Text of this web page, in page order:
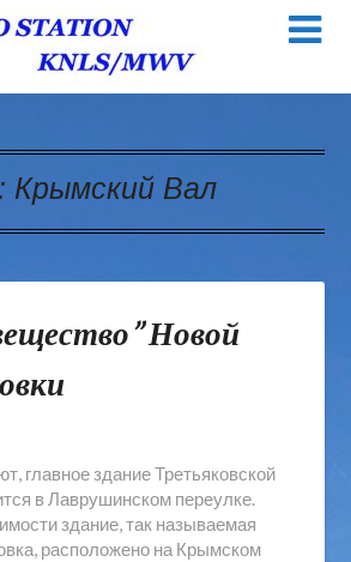
Крымский Вал
Новой
главное здание Третьяковской
в Лаврушинском переулке.
здание, так называемая
расположено на Крымском